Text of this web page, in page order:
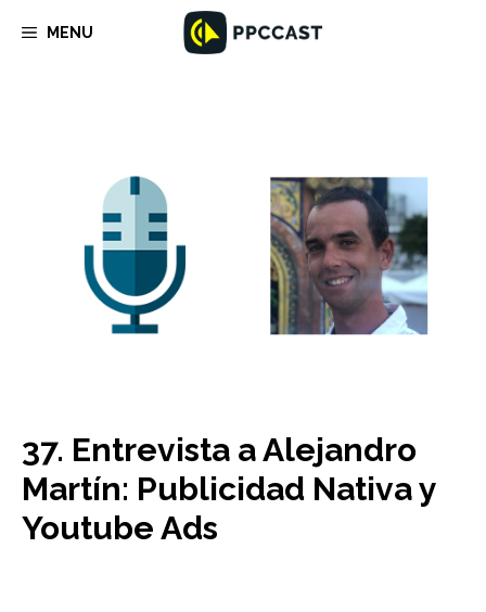
MENU
37. Entrevista a Alejandro
Martín: Publicidad Nativa y
Youtube Ads